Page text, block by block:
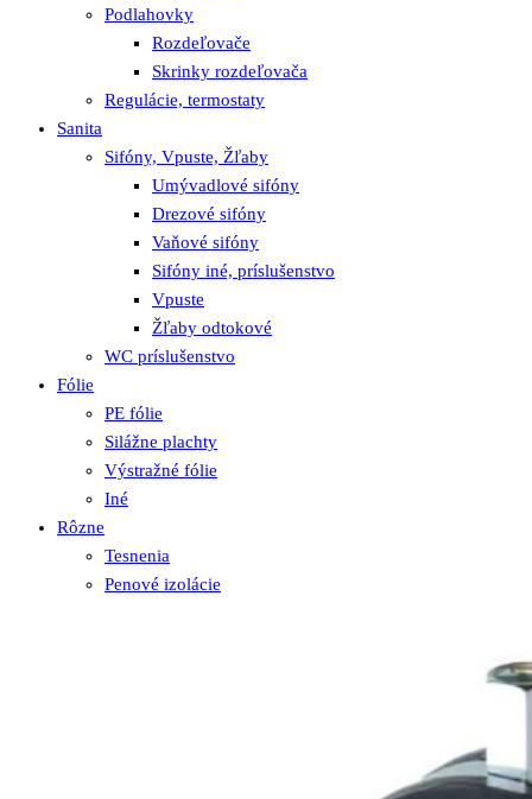
Podlahovky
Rozdeľovače
Skrinky rozdeľovača
Regulácie, termostaty
Sanita
Sifóny, Vpuste, Žľaby
Umývadlové sifóny
Drezové sifóny
Vaňové sifóny
Sifóny iné, príslušenstvo
Vpuste
Žľaby odtokové
WC príslušenstvo
Fólie
PE fólie
Silážne plachty
Výstražné fólie
Iné
Rôzne
Tesnenia
Penové izolácie